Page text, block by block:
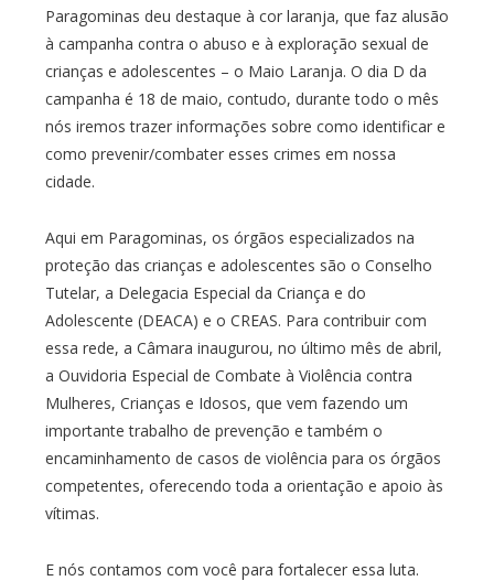
Paragominas deu destaque à cor laranja, que faz alusão
à campanha contra o abuso e à exploração sexual de
crianças e adolescentes – o Maio Laranja. O dia D da
campanha é 18 de maio, contudo, durante todo o mês
nós iremos trazer informações sobre como identificar e
como prevenir/combater esses crimes em nossa
cidade.
Aqui em Paragominas, os órgãos especializados na
proteção das crianças e adolescentes são o Conselho
Tutelar, a Delegacia Especial da Criança e do
Adolescente (DEACA) e o CREAS. Para contribuir com
essa rede, a Câmara inaugurou, no último mês de abril,
a Ouvidoria Especial de Combate à Violência contra
Mulheres, Crianças e Idosos, que vem fazendo um
importante trabalho de prevenção e também o
encaminhamento de casos de violência para os órgãos
competentes, oferecendo toda a orientação e apoio às
vítimas.
E nós contamos com você para fortalecer essa luta.